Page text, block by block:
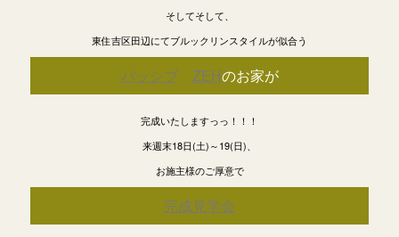
そしてそして、
東住吉区田辺にてブルックリンスタイルが似合う
パッシブ ZEHのお家が
完成いたしますっっ！！！
来週末18日(土)～19(日)、
お施主様のご厚意で
完成見学会